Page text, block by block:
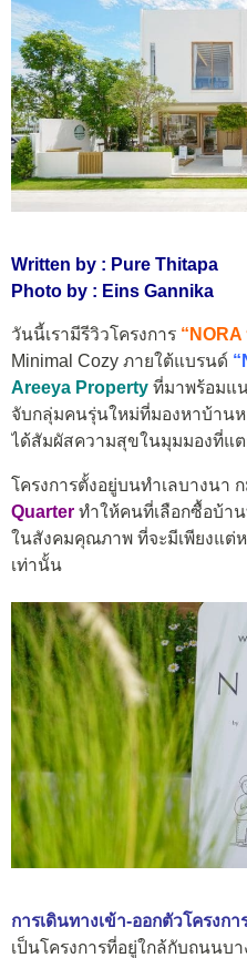
Written by : Pure Thitapa
Photo by : Eins Gannika
วันนี้เรามีรีวิวโครงการ “
Minimal Cozy ภายใต้แบรนด์
Areeya Property ที่มาพร้อมแ
จับกลุ่มคนรุ่นใหม่ที่มองหาบ้าน
ได้สัมผัสความสุขในมุมมองที่แต
โครงการตั้งอยู่บนทำเลบางนา
Quarter ทำให้คนที่เลือกซื้อบ้า
ในสังคมคุณภาพ ที่จะมีเพียงแต่
เท่านั้น
การเดินทางเข้า-ออกตัวโครงก
เป็นโครงการที่อยู่ใกล้กับถนนบ